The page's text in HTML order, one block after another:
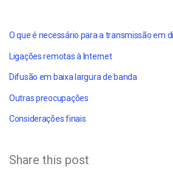
O que é necessário para a transmissão em
Ligações remotas à Internet
Difusão em baixa largura de banda
Outras preocupações
Considerações finais
Share this post